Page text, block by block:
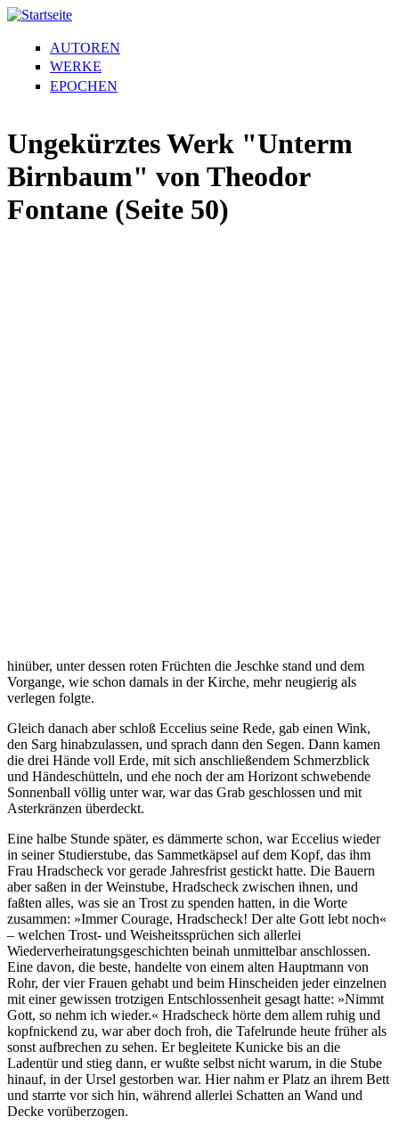
AUTOREN
WERKE
EPOCHEN
Ungekürztes Werk "Unterm
Birnbaum" von Theodor
Fontane (Seite 50)
hinüber, unter dessen roten Früchten die Jeschke stand und dem
Vorgange, wie schon damals in der Kirche, mehr neugierig als
verlegen folgte.
Gleich danach aber schloß Eccelius seine Rede, gab einen Wink,
den Sarg hinabzulassen, und sprach dann den Segen. Dann kamen
die drei Hände voll Erde, mit sich anschließendem Schmerzblick
und Händeschütteln, und ehe noch der am Horizont schwebende
Sonnenball völlig unter war, war das Grab geschlossen und mit
Asterkränzen überdeckt.
Eine halbe Stunde später, es dämmerte schon, war Eccelius wieder
in seiner Studierstube, das Sammetkäpsel auf dem Kopf, das ihm
Frau Hradscheck vor gerade Jahresfrist gestickt hatte. Die Bauern
aber saßen in der Weinstube, Hradscheck zwischen ihnen, und
faßten alles, was sie an Trost zu spenden hatten, in die Worte
zusammen: »Immer Courage, Hradscheck! Der alte Gott lebt noch«
– welchen Trost- und Weisheitssprüchen sich allerlei
Wiederverheiratungsgeschichten beinah unmittelbar anschlossen.
Eine davon, die beste, handelte von einem alten Hauptmann von
Rohr, der vier Frauen gehabt und beim Hinscheiden jeder einzelnen
mit einer gewissen trotzigen Entschlossenheit gesagt hatte: »Nimmt
Gott, so nehm ich wieder.« Hradscheck hörte dem allem ruhig und
kopfnickend zu, war aber doch froh, die Tafelrunde heute früher als
sonst aufbrechen zu sehen. Er begleitete Kunicke bis an die
Ladentür und stieg dann, er wußte selbst nicht warum, in die Stube
hinauf, in der Ursel gestorben war. Hier nahm er Platz an ihrem Bett
und starrte vor sich hin, während allerlei Schatten an Wand und
Decke vorüberzogen.